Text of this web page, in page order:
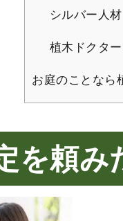
シルバー人
植木ドクタ
お庭のことなら
を頼み